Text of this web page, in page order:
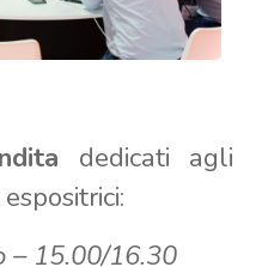
dedicati agli
– 15.00/16.30